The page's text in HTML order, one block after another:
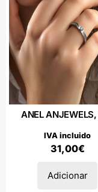
ANEL
31,00€
IVA incluido
Adicionar